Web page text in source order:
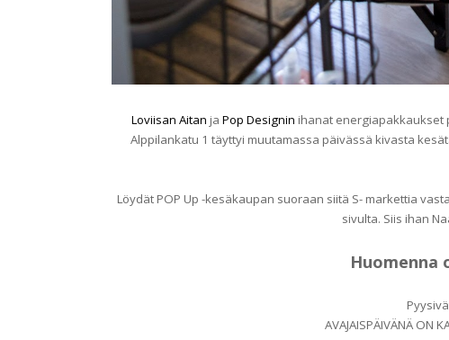
Loviisan Aitan ja Pop Designin ihanat energiapakkaukset
Alppilankatu 1 täyttyi muutamassa päivässä kivasta
Löydät POP Up -kesäkaupan suoraan siitä S- markettia
sivulta. Siis ihan
Huomenna
AVAJAISPÄIVÄNÄ ON